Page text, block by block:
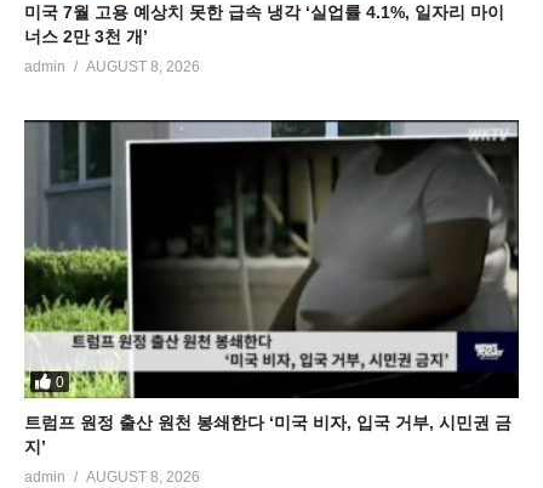
미국 7월 고용 예상치 못한 급속 냉각 ‘실업률 4.1%, 일자리 마이
너스 2만 3천 개’
admin AUGUST 8, 2026
0
트럼프 원정 출산 원천 봉쇄한다 ‘미국 비자, 입국 거부, 시민권 금
지’
admin AUGUST 8, 2026